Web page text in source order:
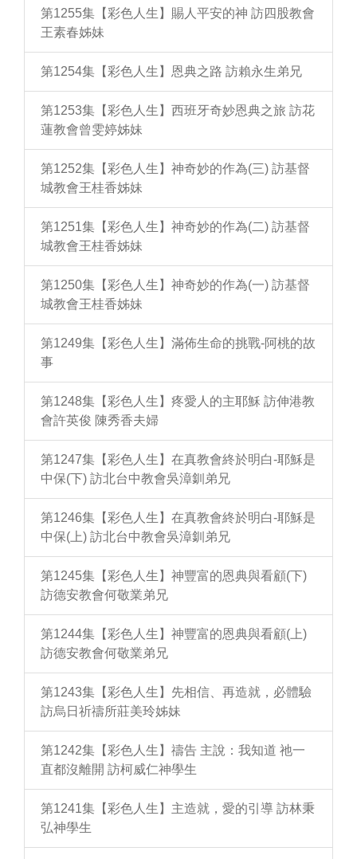
第1255集【彩色人生】賜人平安的神 訪四股教會
王素春姊妹
第1254集【彩色人生】恩典之路 訪賴永生弟兄
第1253集【彩色人生】西班牙奇妙恩典之旅 訪花
蓮教會曾雯婷姊妹
第1252集【彩色人生】神奇妙的作為(三) 訪基督
城教會王桂香姊妹
第1251集【彩色人生】神奇妙的作為(二) 訪基督
城教會王桂香姊妹
第1250集【彩色人生】神奇妙的作為(一) 訪基督
城教會王桂香姊妹
第1249集【彩色人生】滿佈生命的挑戰-阿桃的故
事
第1248集【彩色人生】疼愛人的主耶穌 訪伸港教
會許英俊 陳秀香夫婦
第1247集【彩色人生】在真教會終於明白-耶穌是
中保(下) 訪北台中教會吳漳釧弟兄
第1246集【彩色人生】在真教會終於明白-耶穌是
中保(上) 訪北台中教會吳漳釧弟兄
第1245集【彩色人生】神豐富的恩典與看顧(下)
訪德安教會何敬業弟兄
第1244集【彩色人生】神豐富的恩典與看顧(上)
訪德安教會何敬業弟兄
第1243集【彩色人生】先相信、再造就，必體驗
訪烏日祈禱所莊美玲姊妹
第1242集【彩色人生】禱告 主說：我知道 祂一
直都沒離開 訪柯威仁神學生
第1241集【彩色人生】主造就，愛的引導 訪林秉
弘神學生